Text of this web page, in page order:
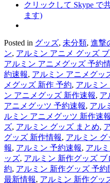
クリックして Skype で
ます)
Posted in グッズ, 未分類, 進撃
ン, アルミン アニメ グッズ
アルミン アニメグッズ 予約
約速報, アルミン アニメグッ
メグッズ 新作 予約, アルミン
ン アニメグッズ 新作速報, ア
アニメグッツ 予約速報, アル
ルミン アニメグッツ 新作速報
ズ, アルミン グッズ まとめ,
グッズ 新作情報, アルミン グ
報, アルミン 予約速報, アル
ッズ, アルミン 新作グッズ ブ
約, アルミン 新作グッズ 予約
最新情報, アルミン 新作グッ